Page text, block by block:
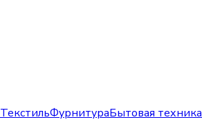
ТекстильФурнитураБытовая техника